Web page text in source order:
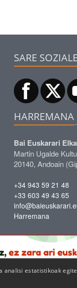
SARE
HARREMANA
Bai Euskarari
Martin Ugalde
20140, Andoain
+34 943 59 21 48
+33 603 49 43 65
Harremana
estatistikoak